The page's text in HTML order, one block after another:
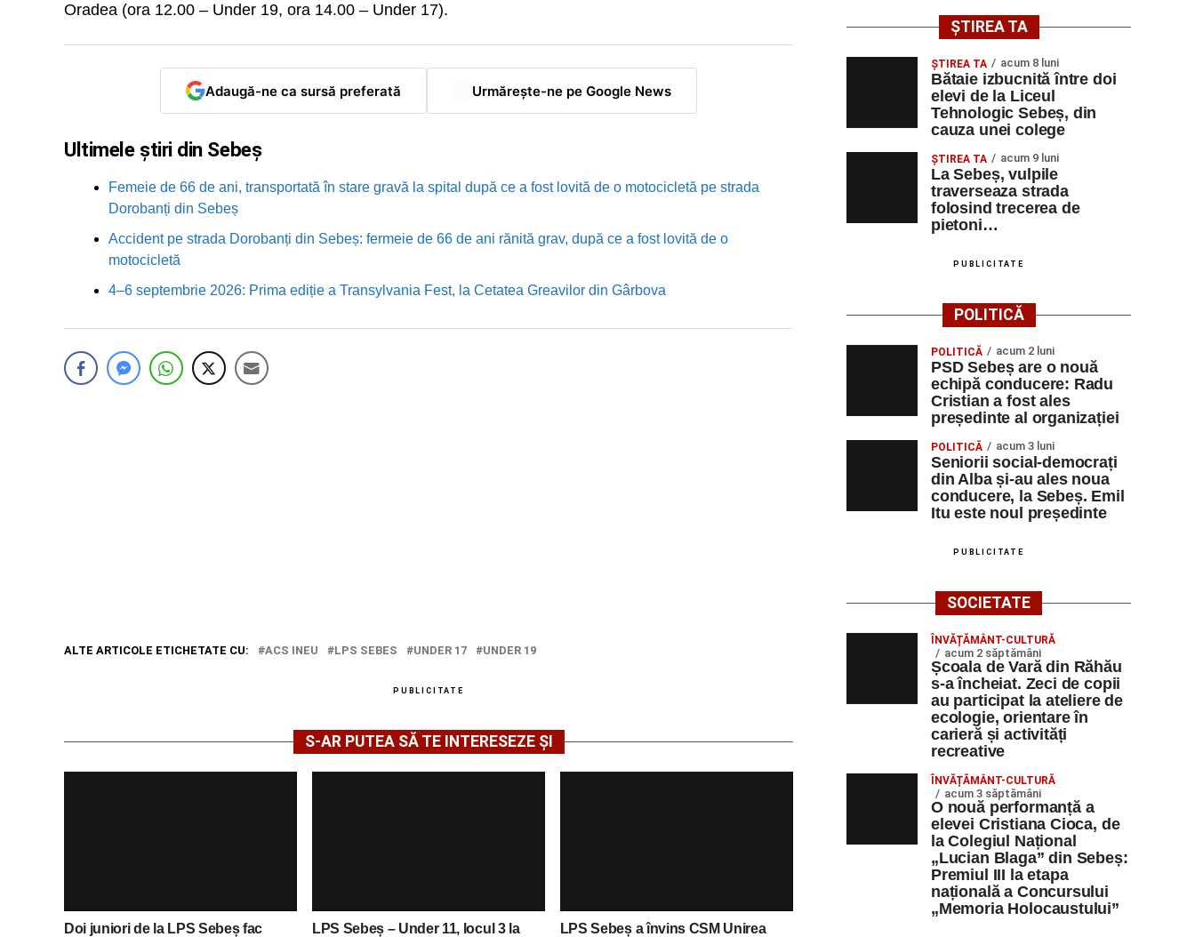
Oradea (ora 12.00 – Under 19, ora 14.00 – Under 17).
Adaugă-ne ca sursă preferată Urmărește-ne pe Google News
Ultimele știri din Sebeș
Femeie de 66 de ani, transportată în stare gravă la spital după ce a fost lovită de o motocicletă pe strada
Dorobanți din Sebeș
Accident pe strada Dorobanți din Sebeș: fermeie de 66 de ani rănită grav, după ce a fost lovită de o
motocicletă
4–6 septembrie 2026: Prima ediție a Transylvania Fest, la Cetatea Greavilor din Gârbova
ALTE ARTICOLE ETICHETATE CU: ACS INEU LPS SEBES UNDER 17 UNDER 19
PUBLICITATE
S-AR PUTEA SĂ TE INTERESEZE ȘI
Doi juniori de la LPS Sebeș fac LPS Sebeș – Under 11, locul 3 la LPS Sebeș a învins CSM Unirea
ȘTIREA TA
ŞTIREA TA acum 8 luni
Bătaie izbucnită între doi
elevi de la Liceul
Tehnologic Sebeș, din
cauza unei colege
ŞTIREA TA acum 9 luni
La Sebeș, vulpile
traverseaza strada
folosind trecerea de
pietoni…
PUBLICITATE
POLITICĂ
POLITICĂ acum 2 luni
PSD Sebeș are o nouă
echipă conducere: Radu
Cristian a fost ales
președinte al organizației
POLITICĂ acum 3 luni
Seniorii social-democrați
din Alba și-au ales noua
conducere, la Sebeș. Emil
Itu este noul președinte
PUBLICITATE
SOCIETATE
ÎNVĂȚĂMÂNT-CULTURĂ
acum 2 săptămâni
Școala de Vară din Răhău
s-a încheiat. Zeci de copii
au participat la ateliere de
ecologie, orientare în
carieră și activități
recreative
ÎNVĂȚĂMÂNT-CULTURĂ
acum 3 săptămâni
O nouă performanță a
elevei Cristiana Cioca, de
la Colegiul Național
„Lucian Blaga” din Sebeș:
Premiul III la etapa
națională a Concursului
„Memoria Holocaustului”